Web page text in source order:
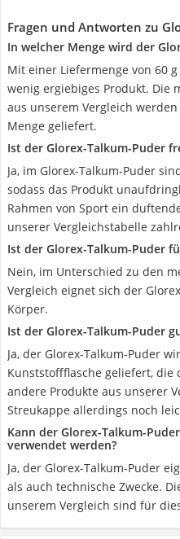
Fragen und Antworten zu
In welcher Menge wird der
Mit einer Liefermenge von 60
wenig ergiebiges Produkt. Die
aus unserem Vergleich
Menge geliefert.
Ist der Glorex-Talkum-Puder
Ja, im Glorex-Talkum-Puder
sodass das Produkt
Rahmen von Sport ein
unserer Vergleichstabelle
Ist der Glorex-Talkum-Puder
Nein, im Unterschied zu den
Vergleich eignet sich der
Körper.
Ist der Glorex-Talkum-Puder
Ja, der Glorex-Talkum-Puder
Kunststoffflasche geliefert, die
andere Produkte aus unserer
Streukappe allerdings noch
Kann der Glorex-Talkum-
verwendet werden?
Ja, der Glorex-Talkum-Puder
als auch technische Zwecke.
unserem Vergleich sind für